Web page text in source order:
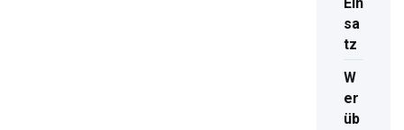
sa
tz
W
er
üb